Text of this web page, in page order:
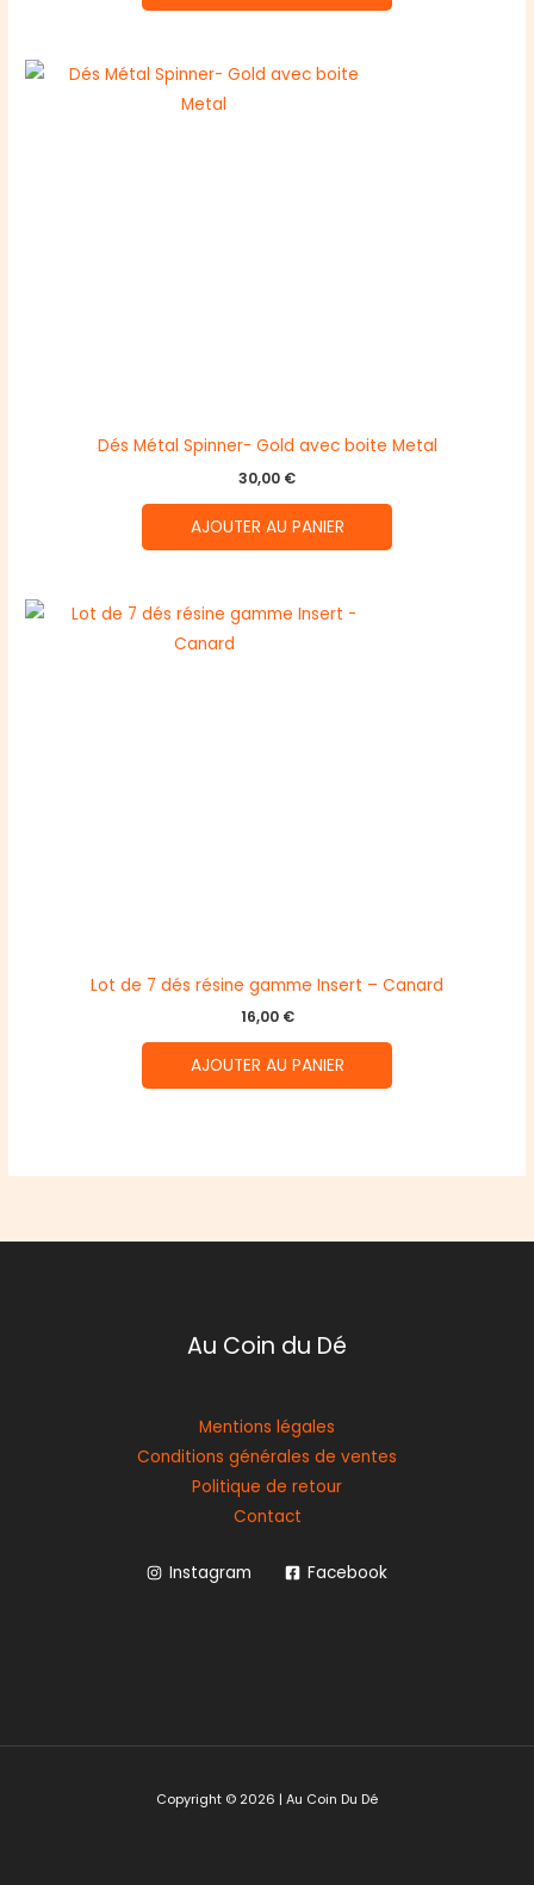
Dés Métal Spinner- Gold avec boite Metal
30,00 €
AJOUTER AU PANIER
Lot de 7 dés résine gamme Insert – Canard
16,00 €
AJOUTER AU PANIER
Au Coin du Dé
Mentions légales
Conditions générales de ventes
Politique de retour
Contact
Instagram Facebook
Copyright © 2026 | Au Coin Du Dé